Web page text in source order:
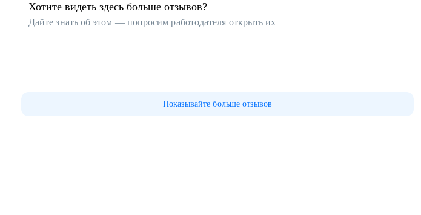
Хотите видеть здесь больше отзывов?
Дайте знать об этом — попросим работодателя открыть их
Показывайте больше отзывов